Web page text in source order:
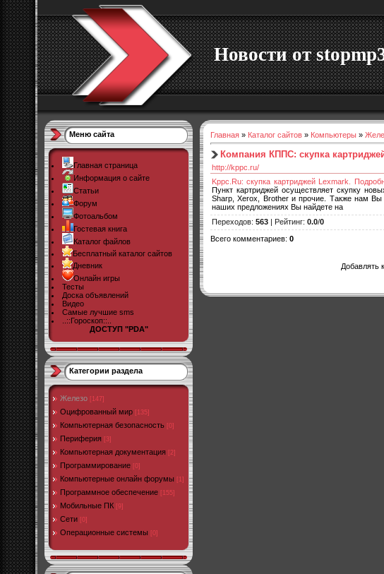
Новости от
Меню сайта
Главная страница
Информация о сайте
Статьи
Форум
Фотоальбом
Гостевая книга
Каталог файлов
Бесплатный каталог сайтов
Дневник
Онлайн игры
Тесты
Доска объявлений
Видео
Самые лучшие sms
..::Гороскоп::..
ДОСТУП "PDA"
Категории раздела
Железо [147]
Оцифрованный мир [135]
Компьютерная безопасность [0]
Периферия [3]
Компьютерная документация [2]
Программирование [0]
Компьютерные онлайн форумы [1]
Программное обеспечение [155]
Мобильные ПК [9]
Сети [0]
Операционные системы [0]
Главная » Каталог сайтов » Компьютеры »
Компания КППС: скупка
http://kppc.ru/
Kppc.Ru: скупка картриджей Lexmark.
Пункт картриджей осуществляет скупку
Sharp, Xerox, Brother и прочие. Также нам
наших предложениях Вы найдете на
Переходов: 563 | Рейтинг: 0.0/0
Всего комментариев: 0
Добавлять